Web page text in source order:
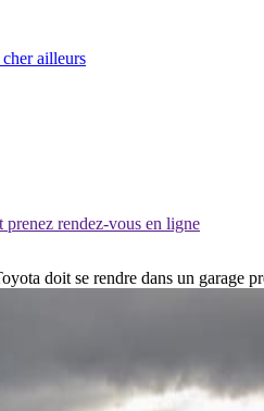
ailleurs
prenez rendez-vous en ligne
doit se rendre dans un garage